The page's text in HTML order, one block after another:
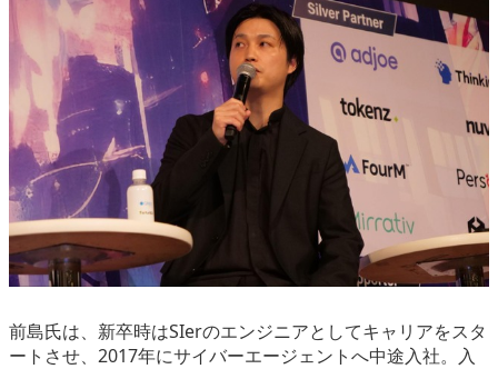
前島氏は、新卒時はSIerのエンジニアとしてキャリアをスタ
ートさせ、2017年にサイバーエージェントへ中途入社。入